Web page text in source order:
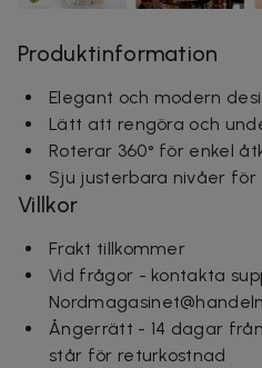
Produktinformation
Elegant och modern
Lätt att rengöra och
Roterar 360° för enkel
Sju justerbara nivåer
Villkor
Frakt tillkommer
Vid frågor - kontakta
Ångerrätt - 14 dagar
står för returkostnad